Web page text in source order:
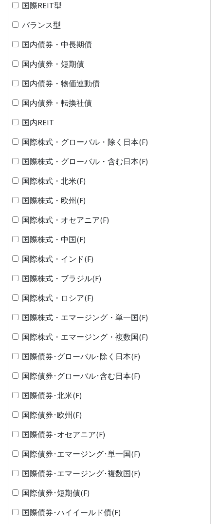
国際REIT型
バランス型
国内債券・中長期債
国内債券・短期債
国内債券・物価連動債
国内債券・転換社債
国内REIT
国際株式・グローバル・除く日本(F)
国際株式・グローバル・含む日本(F)
国際株式・北米(F)
国際株式・欧州(F)
国際株式・オセアニア(F)
国際株式・中国(F)
国際株式・インド(F)
国際株式・ブラジル(F)
国際株式・ロシア(F)
国際株式・エマージング・単一国(F)
国際株式・エマージング・複数国(F)
国際債券･グローバル･除く日本(F)
国際債券･グローバル･含む日本(F)
国際債券･北米(F)
国際債券･欧州(F)
国際債券･オセアニア(F)
国際債券･エマージング･単一国(F)
国際債券･エマージング･複数国(F)
国際債券･短期債(F)
国際債券･ハイイールド債(F)